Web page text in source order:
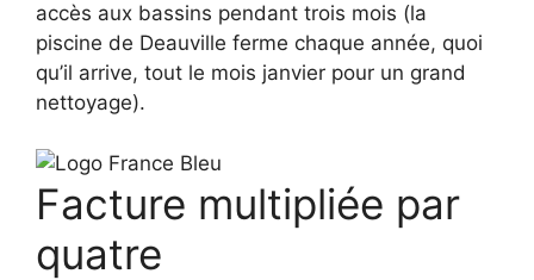
accès aux bassins pendant trois mois (la
piscine de Deauville ferme chaque année, quoi
qu’il arrive, tout le mois janvier pour un grand
nettoyage).
Facture multipliée par
quatre